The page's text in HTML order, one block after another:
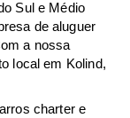
Sul e Médio
de aluguer
a nossa
local em Kolind,
charter e